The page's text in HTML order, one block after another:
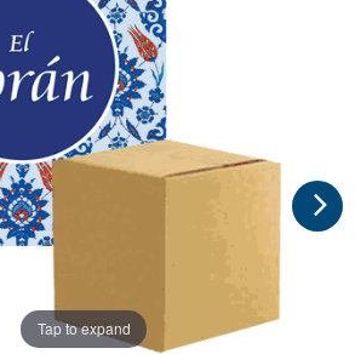
Tap to expand